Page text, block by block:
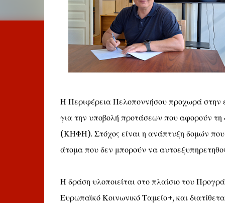
Η Περιφέρεια Πελοποννήσου προχωρά στην
για την υποβολή προτάσεων που αφορούν
(ΚΗΦΗ). Στόχος είναι η ανάπτυξη δομών που
άτομα που δεν μπορούν να
Η δράση υλοποιείται στο πλαίσιο του
Ευρωπαϊκό Κοινωνικό Ταμείο+, και